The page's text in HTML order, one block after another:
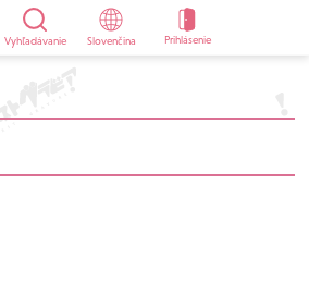
Vyhľadávanie Slovenčina Prihlásenie